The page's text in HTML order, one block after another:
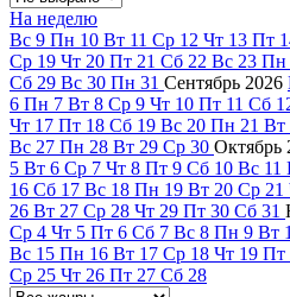
На неделю
Вс 9 Пн 10 Вт 11 Ср 12 Чт 13 Пт
Ср 19 Чт 20 Пт 21 Сб 22 Вс 23 Пн
Сб 29 Вс 30 Пн 31 Сентябрь 2026
6 Пн 7 Вт 8 Ср 9 Чт 10 Пт 11 Сб
Чт 17 Пт 18 Сб 19 Вс 20 Пн 21 Вт
Вс 27 Пн 28 Вт 29 Ср 30 Октябрь
5 Вт 6 Ср 7 Чт 8 Пт 9 Сб 10 Вс 11
16 Сб 17 Вс 18 Пн 19 Вт 20 Ср 21
26 Вт 27 Ср 28 Чт 29 Пт 30 Сб 31
Ср 4 Чт 5 Пт 6 Сб 7 Вс 8 Пн 9 Вт
Вс 15 Пн 16 Вт 17 Ср 18 Чт 19 Пт
Ср 25 Чт 26 Пт 27 Сб 28